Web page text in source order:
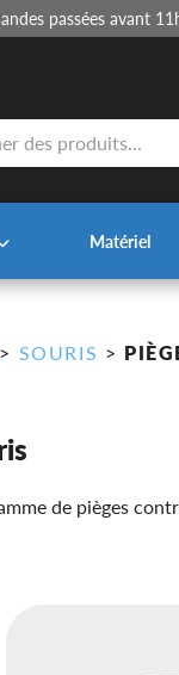
passées avant
Matériel
> SOURIS >
de pièges